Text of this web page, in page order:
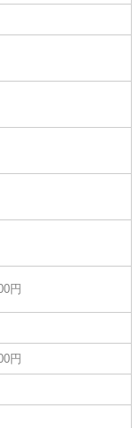
円
円